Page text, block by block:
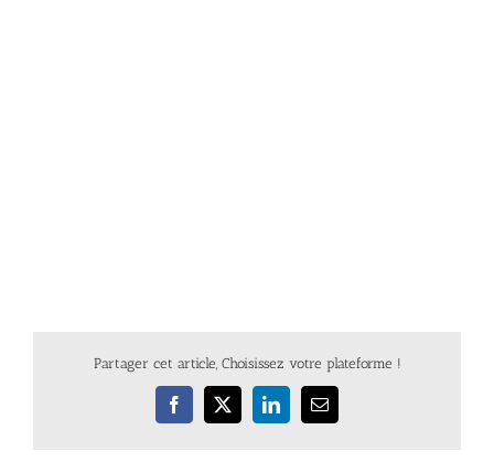
Partager cet article, Choisissez votre plateforme !
Facebook
X LinkedInEmail